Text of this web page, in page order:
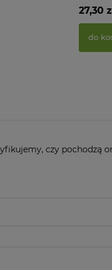
27,30
do
czy pochodzą